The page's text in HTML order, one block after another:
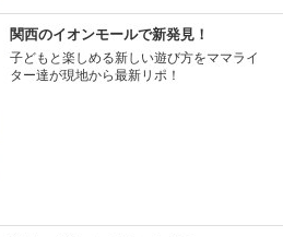
関西のイオンモールで新発見！
子どもと楽しめる新しい遊び方をママライ
ター達が現地から最新リポ！